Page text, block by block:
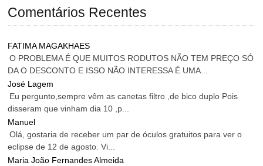
Comentários Recentes
FATIMA MAGAKHAES
O PROBLEMA É QUE MUITOS RODUTOS NÃO TEM PREÇO SÓ
DA O DESCONTO E ISSO NÃO INTERESSA É UMA...
José Lagem
Eu pergunto,sempre vêm as canetas filtro ,de bico duplo Pois
disseram que vinham dia 10 ,p...
Manuel
Olá, gostaria de receber um par de óculos gratuitos para ver o
eclipse de 12 de agosto. Vi...
Maria João Fernandes Almeida